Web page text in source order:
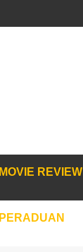
MOVIE REVIEW
PERADUAN